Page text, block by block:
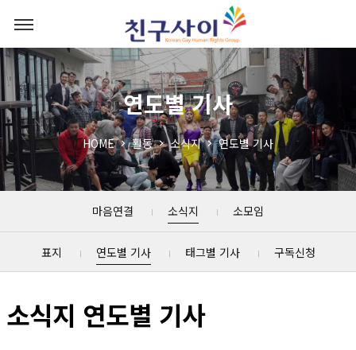
연도별 기사
HOME 활동 소식지 연도별 기사
마음연결 소식지 소모임
표지 연도별 기사 태그별 기사 구독신청
소식지 연도별 기사